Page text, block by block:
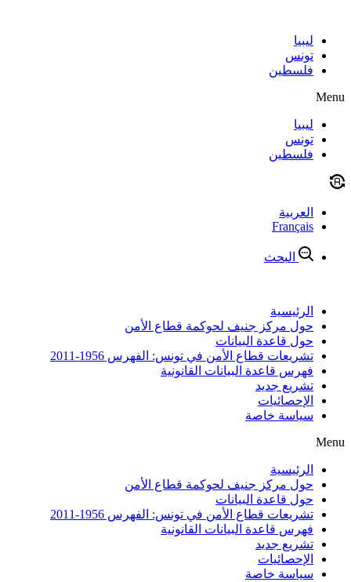
contentليبيا
تونس
فلسطين
Menu
ليبيا
تونس
فلسطين
العربية
Français
البحث
الرئيسية
حول مركز جنيف لحوكمة قطاع الأمن
حول قاعدة البيانات
تشريعات قطاع الأمن في تونس: الفهرس 1956-2011
فهرس قاعدة البيانات القانونية
تشريع جديد
الإحصائيات
سياسة خاصة
Menu
الرئيسية
حول مركز جنيف لحوكمة قطاع الأمن
حول قاعدة البيانات
تشريعات قطاع الأمن في تونس: الفهرس 1956-2011
فهرس قاعدة البيانات القانونية
تشريع جديد
الإحصائيات
سياسة خاصة